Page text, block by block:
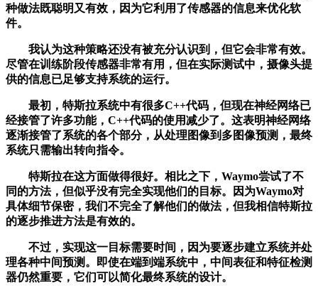
种做法既聪明又有效，因为它利用了传感器的信息来优化软
件。
我认为这种策略还没有被充分认识到，但它会非常有效。
尽管在训练阶段传感器非常有用，但在实际测试中，摄像头提
供的信息已足够支持系统的运行。
最初，特斯拉系统中有很多C++代码，但现在神经网络已
经接管了许多功能，C++代码的使用减少了。这表明神经网络
逐渐接管了系统的各个部分，从处理图像到多图像预测，最终
系统只需输出转向指令。
特斯拉在这方面做得很好。相比之下，Waymo尝试了不
同的方法，但似乎没有完全实现他们的目标。因为Waymo对
具体细节保密，我们不完全了解他们的做法，但我相信特斯拉
的逐步推进方法是有效的。
不过，实现这一目标需要时间，因为要逐步建立系统并处
理各种中间预测。即使在端到端系统中，中间表征和特征检测
器仍然重要，它们可以简化最终系统的设计。